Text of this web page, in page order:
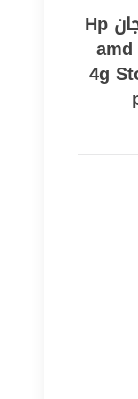
❌vendu❌ التوصيل بالمجان Hp
4g